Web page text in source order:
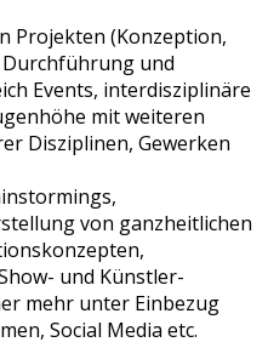
Projekten (Konzeption,
und
Events, interdisziplinäre
mit weiteren
Disziplinen, Gewerken
von ganzheitlichen
und Künstler-
mehr unter Einbezug
Social Media etc.